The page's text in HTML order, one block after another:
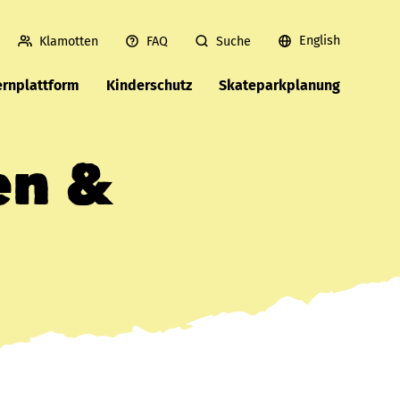
Kinderschutz Skateparkplanung
Klamotten FAQ Suche English
&